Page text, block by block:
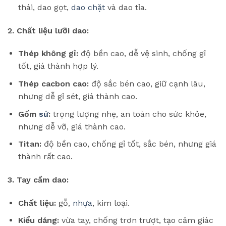
thái, dao gọt, dao chặtvà dao tỉa.
2. Chất liệu lưỡi dao:
Thép không gỉ:độ bền cao, dễ vệ sinh, chống gỉ
tốt, giá thành hợp lý.
Thép cacbon cao:độ sắc bén cao, giữ cạnh lâu,
nhưng dễ gỉ sét, giá thành cao.
Gốm sứ:trọng lượng nhẹ, an toàn cho sức khỏe,
nhưng dễ vỡ, giá thành cao.
Titan:độ bền cao, chống gỉ tốt, sắc bén, nhưng giá
thành rất cao.
3. Tay cầm dao:
Chất liệu:gỗ, nhựa, kim loại.
Kiểu dáng:vừa tay, chống trơn trượt, tạo cảm giác